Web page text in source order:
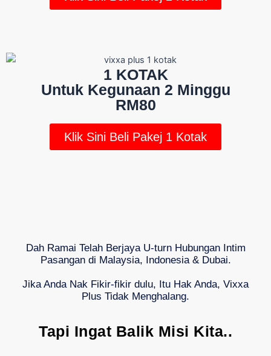
1 KOTAK
Untuk Kegunaan 2 Minggu
RM80
Klik Sini Beli Pakej 1 Kotak
Dah Ramai Telah Berjaya U-turn Hubungan Intim
Pasangan di Malaysia, Indonesia & Dubai.
Jika Anda Nak Fikir-fikir dulu, Itu Hak Anda, Vixxa
Plus Tidak Menghalang.
Tapi Ingat Balik Misi Kita..